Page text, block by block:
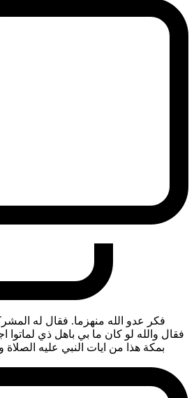
فكر عدو الله منهزما. فقال له
فقال والله لو كان ما بي باهل ذي
بمكة هذا من ايات النبي عليه الصلاة